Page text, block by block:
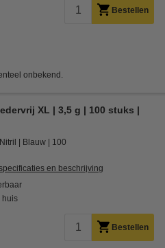
Bestellen
onbekend.
XL | 3,5 g | 100 stuks |
Nitril Blauw 100
en beschrijving
huis
Bestellen